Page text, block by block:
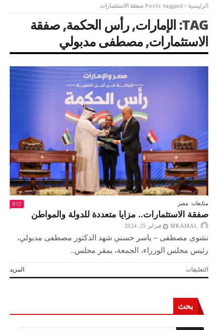
الرئيسية Posts tagged صفقة الاستثمارات
TAG: الإمارات,رأس الحكمة,صفقة
الاستثمارات,مصطفى مدبولي
متابعات مصر 0
صفقة الاستثمارات.. مزايا متعددة للدولة والمواطن
MKAMAL فبراير 25, 2024
نشوى مصطفى – ياسر حسني شهد الدكتور مصطفى مدبولي،
رئيس مجلس الوزراء، الجمعة، بمقر مجلس...
المزيد التعليقاتعلى
صفقة
مزايا
متعددة
للدولة
بحث